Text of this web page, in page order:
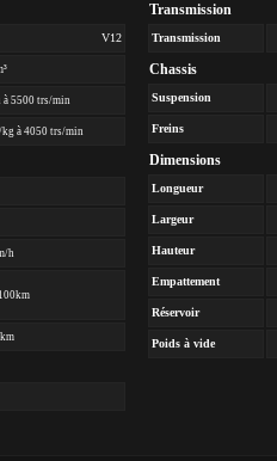
V12
à 5500 trs/min
kg à 4050 trs/min
h
Transmission
Transmission
Chassis
Suspension
Freins
Dimensions
Longueur
Largeur
Hauteur
Empattement
Réservoir
Poids à vide